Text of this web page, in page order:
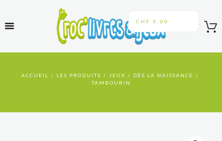
CHF 0.00
ACCUEIL LES PRODUITS JEUX
DÈS LA NAISSANCE
TAMBOURIN